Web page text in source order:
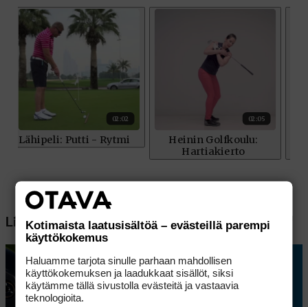
Lisää aiheesta
Kotimaista laatusisältöä – evästeillä parempi
käyttökokemus
Haluamme tarjota sinulle parhaan mahdollisen
käyttökokemuksen ja laadukkaat sisällöt, siksi
käytämme tällä sivustolla evästeitä ja vastaavia
teknologioita.